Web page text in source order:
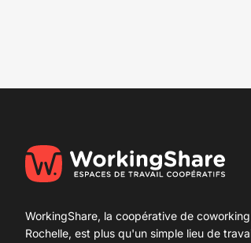
WorkingShare, la coopérative de
Rochelle, est plus qu'un simple lieu de